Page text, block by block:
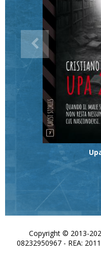
Copyright © 2013-
08232950967 - REA: